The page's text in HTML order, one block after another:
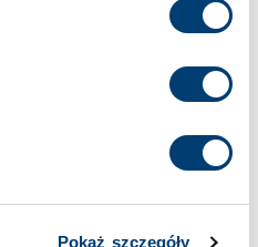
w dowolnej chwili ze
Polityce wykorzystywania
Pokaż szczegóły